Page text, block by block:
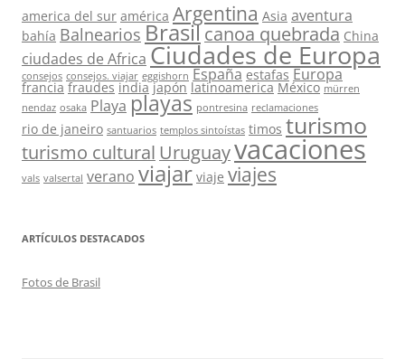
america del sur américa Argentina Asia aventura
bahía Balnearios Brasilcanoa quebrada China
ciudades de Africa Ciudades de Europa
consejos consejos. viajar eggishorn España estafas Europa
francia fraudes india japón latinoamerica México mürren
nendaz osaka Playa playas pontresina reclamaciones
rio de janeiro santuarios templos sintoístas timos turismo
turismo cultural Uruguayvacaciones
vals valsertal verano viajar viaje viajes
ARTÍCULOS DESTACADOS
Fotos de Brasil